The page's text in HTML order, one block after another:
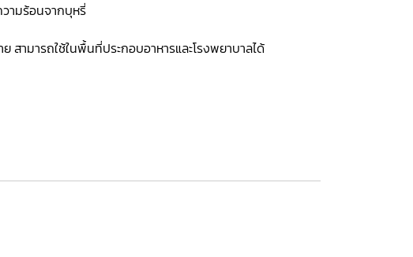
วามร้อนจากบุหรี่
สามารถใช้ในพื้นที่ประกอบอาหารและโรงพยาบาลได้